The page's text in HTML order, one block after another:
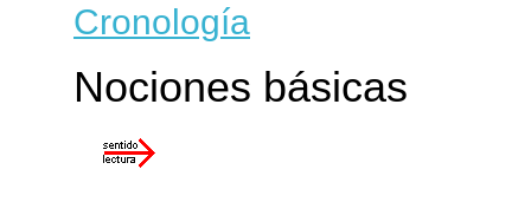
Cronología
Nociones básicas